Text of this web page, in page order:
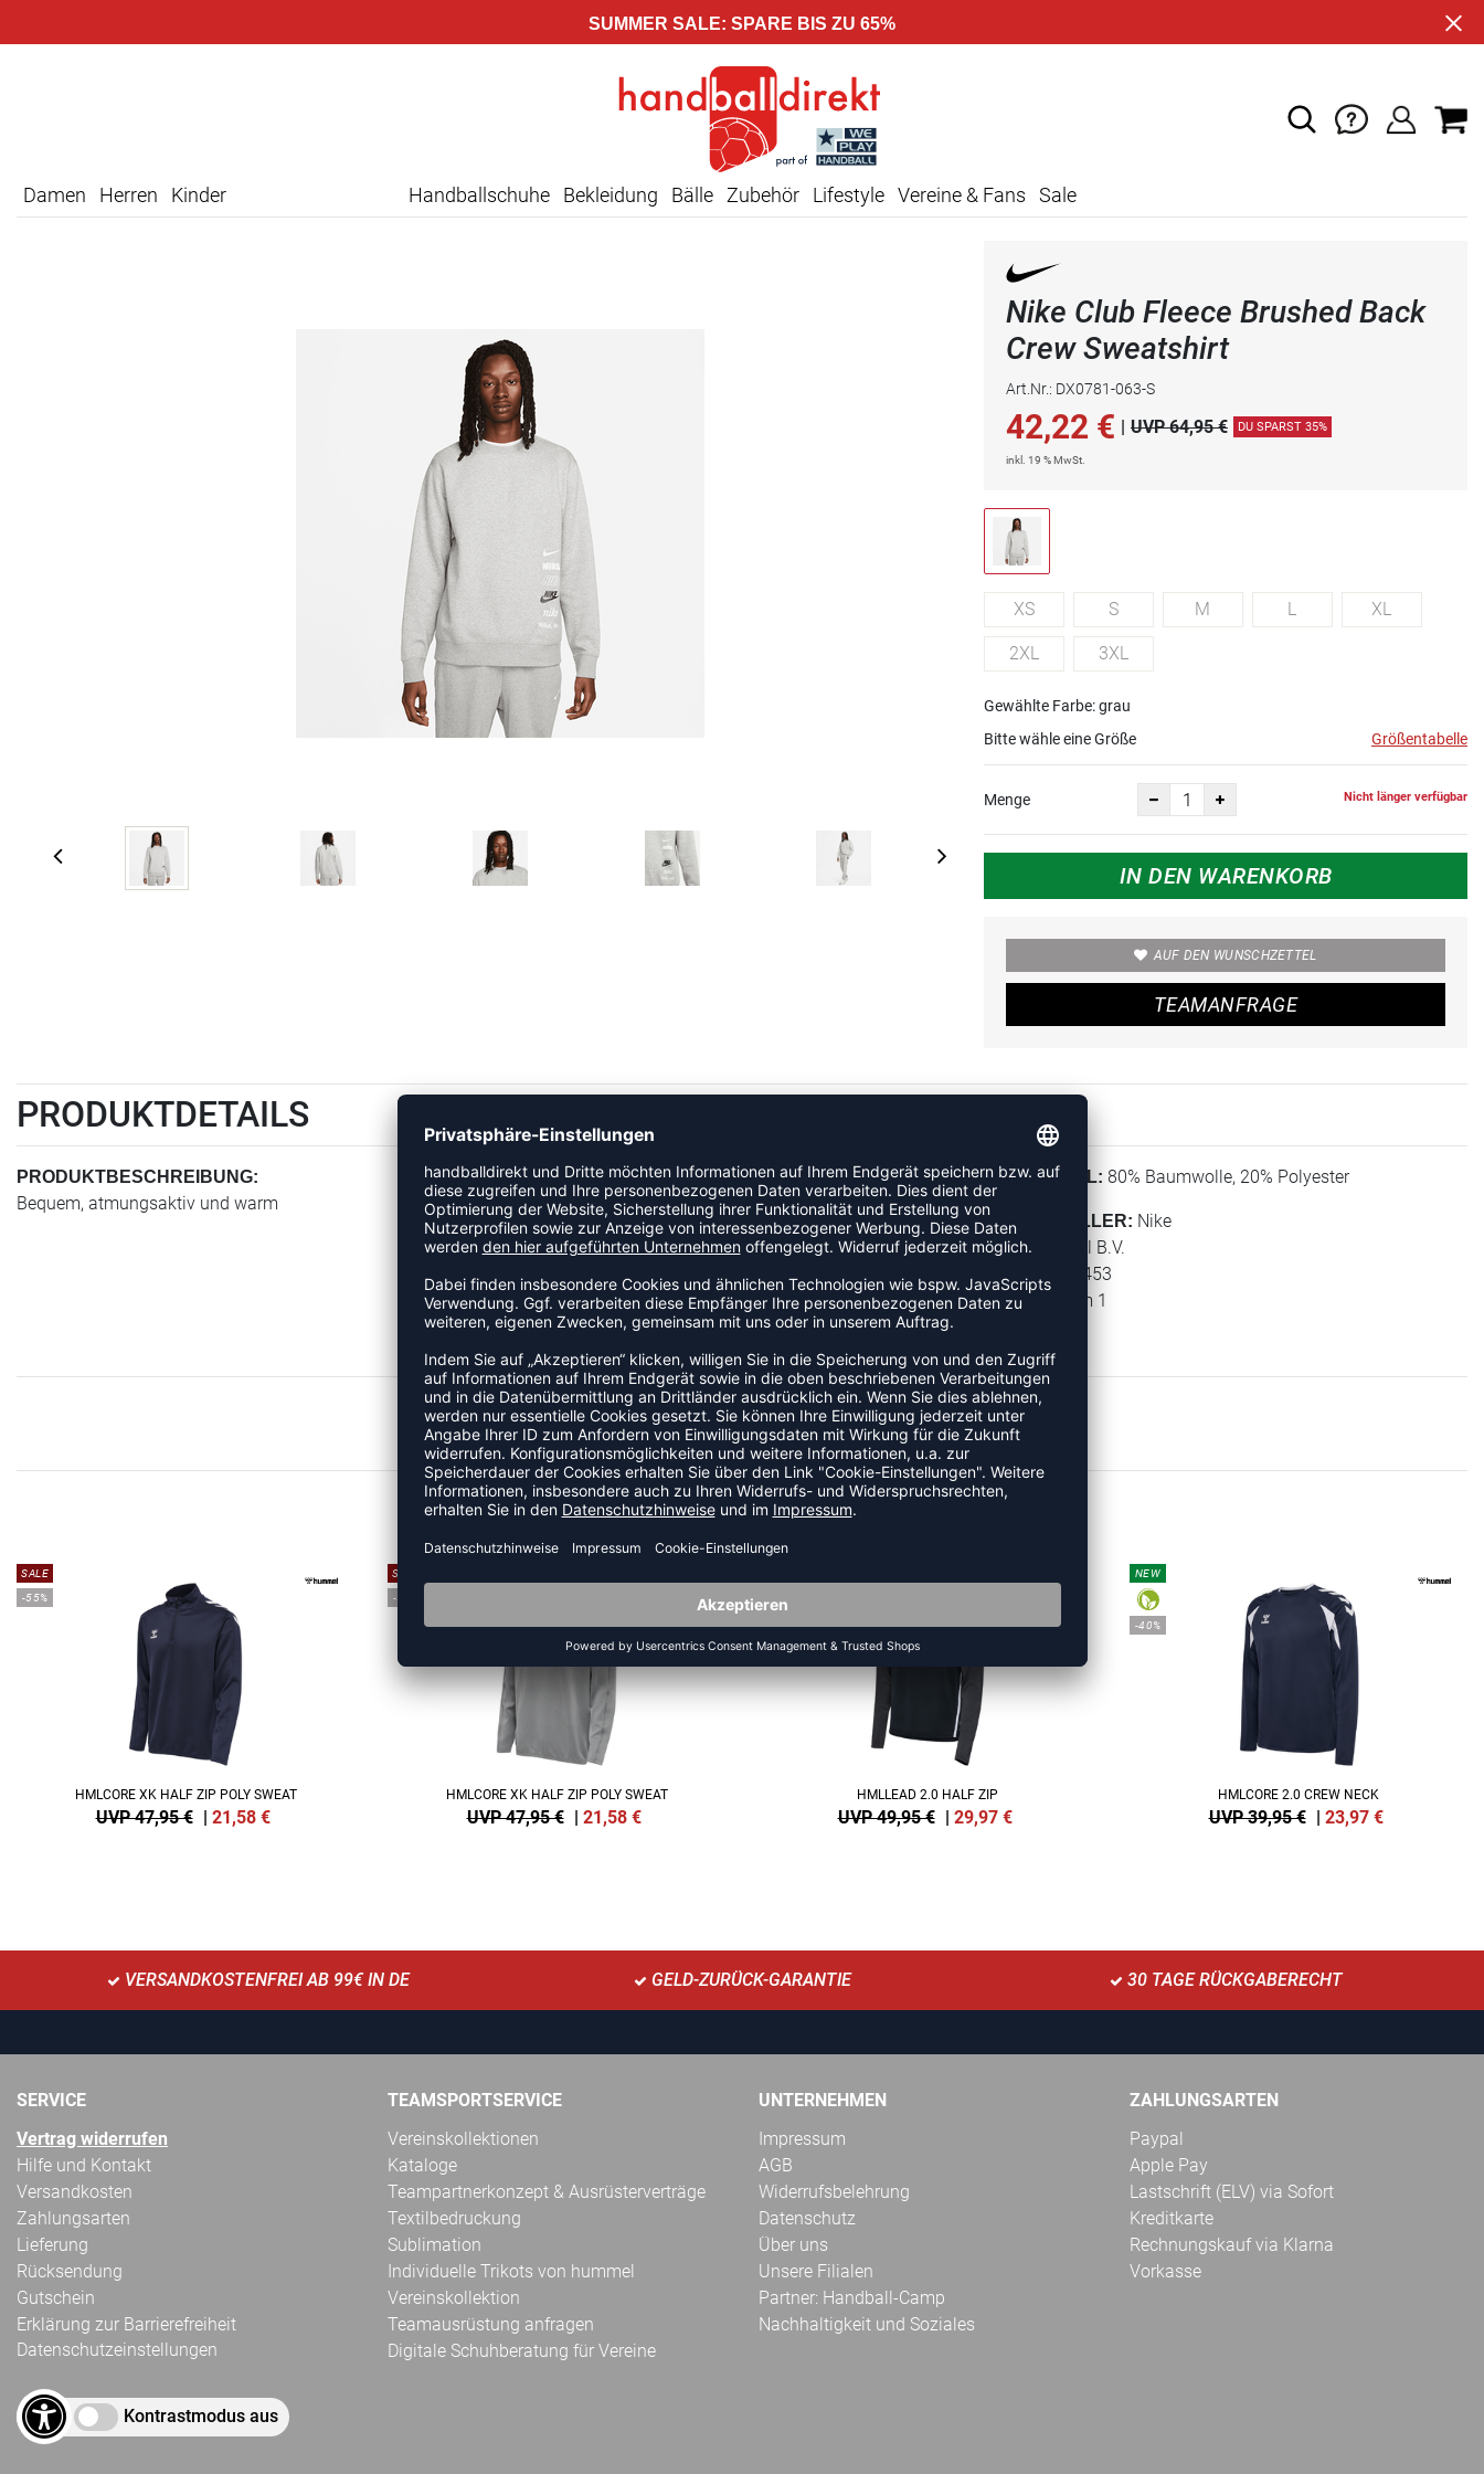
SUMMER SALE: SPARE BIS ZU 65%
Damen Herren Kinder Handballschuhe Bekleidung Bälle Zubehör Lifestyle Vereine & Fans Sale
Nike Club Fleece Brushed Back
Crew Sweatshirt
Art.Nr.: DX0781-063-S
42,22 € | UVP 64,95 € DU SPARST 35%
inkl. 19 % MwSt.
XS S M L XL
2XL 3XL
Gewählte Farbe: grau
Bitte wähle eine Größe
Größentabelle
Menge Nicht länger verfügbar
IN DEN WARENKORB
AUF DEN WUNSCHZETTEL
TEAMANFRAGE
PRODUKTDETAILS
PRODUKTBESCHREIBUNG:
Bequem, atmungsaktiv und warm
MATERIAL: 80% Baumwolle, 20% Polyester
HERSTELLER: Nike
NIKE Retail B.V.
PO BOX 6453
Colosseum 1
ZULETZT ANGESEHEN
MEHR AUS DER KATEGORIE SWEATSHIRTS
SALE
-55%
HMLCORE XK HALF ZIP POLY SWEAT
UVP 47,95 € | 21,58 €
SALE
-55%
HMLCORE XK HALF ZIP POLY SWEAT
UVP 47,95 € | 21,58 €
NEW
-40%
HMLLEAD 2.0 HALF ZIP
UVP 49,95 € | 29,97 €
NEW
-40%
HMLCORE 2.0 CREW NECK
UVP 39,95 € | 23,97 €
VERSANDKOSTENFREI AB 99€ IN DE GELD-ZURÜCK-GARANTIE 30 TAGE RÜCKGABERECHT
SERVICE
Vertrag widerrufen
Hilfe und Kontakt
Versandkosten
Zahlungsarten
Lieferung
Rücksendung
Gutschein
Erklärung zur Barrierefreiheit
Datenschutzeinstellungen
Kontrastmodus aus
TEAMSPORTSERVICE
Vereinskollektionen
Kataloge
Teampartnerkonzept & Ausrüsterverträge
Textilbedruckung
Sublimation
Individuelle Trikots von hummel
Vereinskollektion
Teamausrüstung anfragen
Digitale Schuhberatung für Vereine
UNTERNEHMEN
Impressum
AGB
Widerrufsbelehrung
Datenschutz
Über uns
Unsere Filialen
Partner: Handball-Camp
Nachhaltigkeit und Soziales
ZAHLUNGSARTEN
Paypal
Apple Pay
Lastschrift (ELV) via Sofort
Kreditkarte
Rechnungskauf via Klarna
Vorkasse